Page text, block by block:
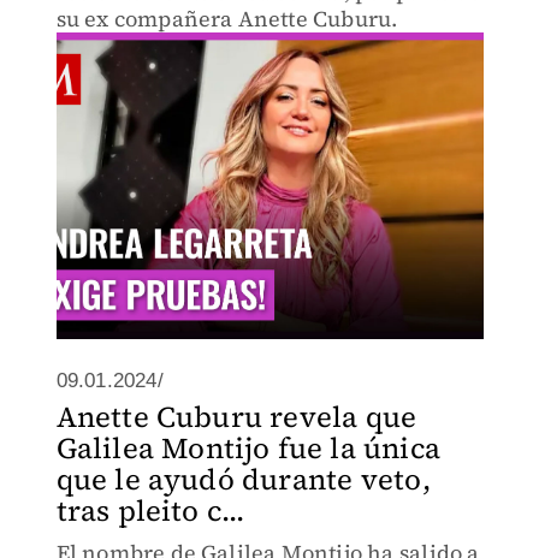
su ex compañera Anette Cuburu.
09.01.2024/
Anette Cuburu revela que
Galilea Montijo fue la única
que le ayudó durante veto,
tras pleito c...